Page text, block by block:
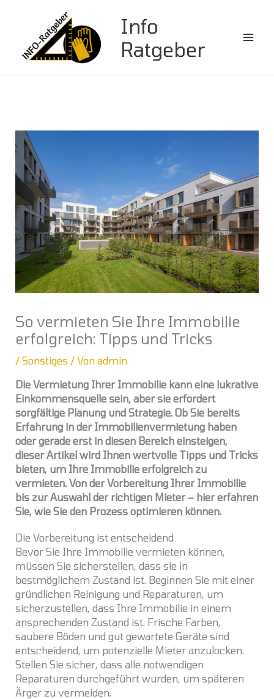
springen
Info
Ratgeber
So vermieten Sie Ihre Immobilie
erfolgreich: Tipps und Tricks
/Sonstiges / Vonadmin
Die Vermietung Ihrer Immobilie kann eine lukrative
Einkommensquelle sein, aber sie erfordert
sorgfältige Planung und Strategie. Ob Sie bereits
Erfahrung in der Immobilienvermietung haben
oder gerade erst in diesen Bereich einsteigen,
dieser Artikel wird Ihnen wertvolle Tipps und Tricks
bieten, um Ihre Immobilie erfolgreich zu
vermieten. Von der Vorbereitung Ihrer Immobilie
bis zur Auswahl der richtigen Mieter – hier erfahren
Sie, wie Sie den Prozess optimieren können.
Die Vorbereitung ist entscheidend
Bevor Sie Ihre Immobilie vermieten können,
müssen Sie sicherstellen, dass sie in
bestmöglichem Zustand ist. Beginnen Sie mit einer
gründlichen Reinigung und Reparaturen, um
sicherzustellen, dass Ihre Immobilie in einem
ansprechenden Zustand ist. Frische Farben,
saubere Böden und gut gewartete Geräte sind
entscheidend, um potenzielle Mieter anzulocken.
Stellen Sie sicher, dass alle notwendigen
Reparaturen durchgeführt wurden, um späteren
Ärger zu vermeiden.